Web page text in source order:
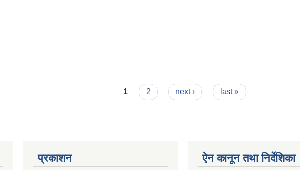
1 2 next › last »
प्रकाशन ऐन कानून तथा निर्देशिका